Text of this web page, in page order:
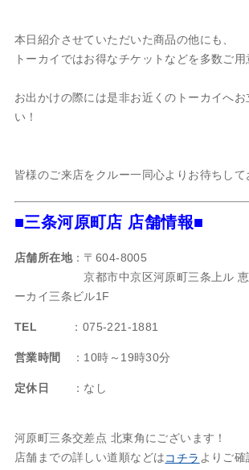
本日紹介させていただいた商品の他にも、
トーカイではお得なチケットなどを多数ご用
お出かけの際には是非お近くのトーカイへお
い！
皆様のご来店をクルー一同心よりお待ちして
■三条河原町店 店舗情報■
店舗所在地：〒604-8005
京都市中京区河原町三条上ル 恵
ーカイ三条ビル1F
TEL ：075-221-1881
営業時間 ：10時～19時30分
定休日 ：なし
河原町三条交差点 北東角にございます！
店舗までの詳しい道順などはコチラ よりご確